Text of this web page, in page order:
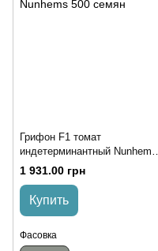
Грифон F1 томат
индетерминантный Nunhems
500 семян
1 931.00 грн
Купить
Фасовка